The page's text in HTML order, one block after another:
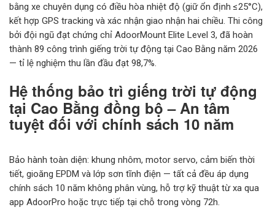
bằng xe chuyên dụng có điều hòa nhiệt độ (giữ ổn định ≤25°C),
kết hợp GPS tracking và xác nhận giao nhận hai chiều. Thi công
bởi đội ngũ đạt chứng chỉ AdoorMount Elite Level 3, đã hoàn
thành 89 công trình giếng trời tự động tại Cao Bằng năm 2026
— tỉ lệ nghiệm thu lần đầu đạt 98,7%.
Hệ thống bảo trì giếng trời tự động
tại Cao Bằng đồng bộ – An tâm
tuyệt đối với chính sách 10 năm
Bảo hành toàn diện: khung nhôm, motor servo, cảm biến thời
tiết, gioăng EPDM và lớp sơn tĩnh điện — tất cả đều áp dụng
chính sách 10 năm không phân vùng, hỗ trợ kỹ thuật từ xa qua
app AdoorPro hoặc trực tiếp tại chỗ trong vòng 72h.